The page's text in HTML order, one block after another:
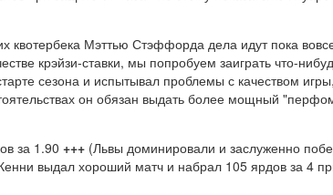
квотербека Мэттью Стэффорда дела идут пока
крэйзи-ставки, мы попробуем заиграть что-
сезона и испытывал проблемы с качеством
он обязан выдать более мощный
за 1.90 +++ (Львы доминировали и заслуженно
выдал хороший матч и набрал 105 ярдов за 4